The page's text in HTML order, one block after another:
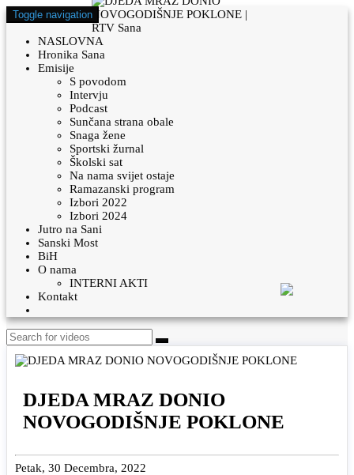
Toggle navigation
NASLOVNA
Hronika Sana
Emisije
S povodom
Intervju
Podcast
Sunčana strana obale
Snaga žene
Sportski žurnal
Školski sat
Na nama svijet ostaje
Ramazanski program
Izbori 2022
Izbori 2024
Jutro na Sani
Sanski Most
BiH
O nama
INTERNI AKTI
Kontakt
DJEDA MRAZ DONIO
NOVOGODIŠNJE POKLONE
Petak, 30 Decembra, 2022